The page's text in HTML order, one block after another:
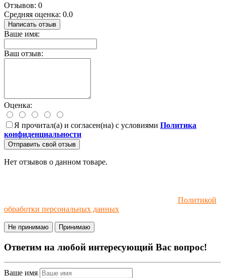
Отзывов: 0
Средняя оценка: 0.0
Написать отзыв
Ваше имя:
Ваш отзыв:
Оценка:
Я прочитал(а) и согласен(на) с условиями Политика
конфиденциальности
Отправить свой отзыв
Нет отзывов о данном товаре.
Политикой
обработки персональных данных
Не принимаю Принимаю
Ответим на любой интересующий Вас вопрос!
Ваше имя